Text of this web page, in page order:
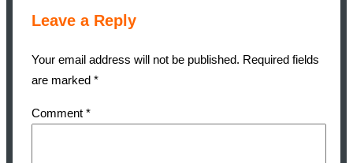
Leave a Reply
Your email address will not be published. Required fields
are marked *
Comment *